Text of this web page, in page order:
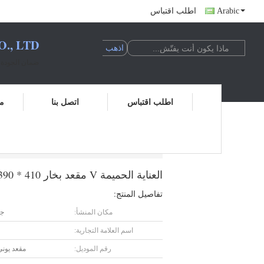
اطلب اقتباس Arabic
LTD.
اتصل بنا اطلب اقتباس
العناية الحميمة V مقعد بخار 410 * 390 * 150 مم لغسيل المهبل
تفاصيل المنتج:
مكان المنشأ:
اسم العلامة التجارية:
رقم الموديل: مقعد